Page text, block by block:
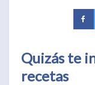
Quizás te
recetas